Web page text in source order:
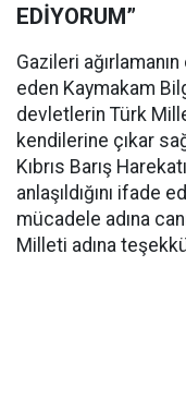
EDİYORUM”
Gazileri
eden Kaymakam
devletlerin Türk
kendilerine çıkar
Kıbrıs Barış
anlaşıldığını ifade
mücadele adına
Milleti adına